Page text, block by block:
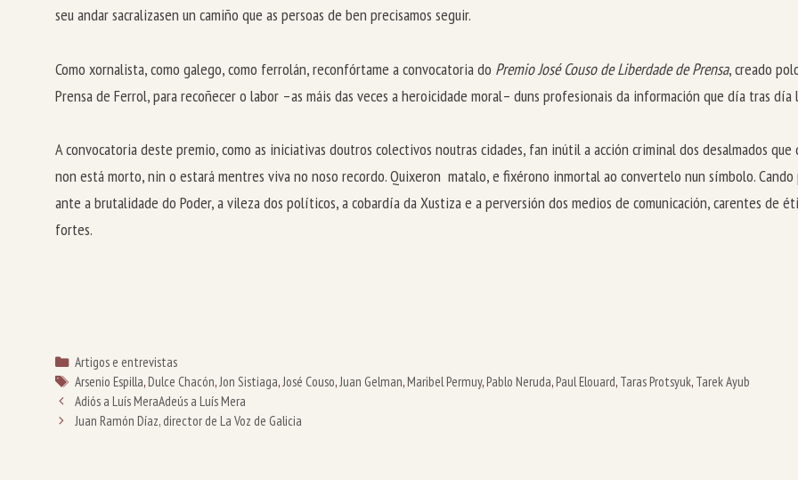
seu andar sacralizasen un camiño que as persoas de ben precisamos seguir.
Como xornalista, como galego, como ferrolán, reconfórtame a convocatoria do Premio José Couso de Liberdade de Prensa, creado
Prensa de Ferrol, para recoñecer o labor –as máis das veces a heroicidade moral– duns profesionais da información que día tras
A convocatoria deste premio, como as iniciativas doutros colectivos noutras cidades, fan inútil a acción criminal dos desalmados que
non está morto, nin o estará mentres viva no noso recordo. Quixeron matalo, e fixérono inmortal ao convertelo nun símbolo. Cando
ante a brutalidade do Poder, a vileza dos políticos, a cobardía da Xustiza e a perversión dos medios de comunicación, carentes de
fortes.
Categorías
Artigos e entrevistas
Etiquetas
Arsenio Espilla,Dulce Chacón,Jon Sistiaga,José Couso,Juan Gelman,Maribel Permuy,Pablo Neruda,Paul Elouard, Taras Protsyuk, Tarek Ayub
Adiós a Luís MeraAdeús a Luís Mera
Juan Ramón Díaz, director de La Voz de Galicia